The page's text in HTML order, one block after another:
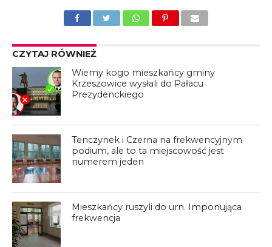
CZYTAJ RÓWNIEŻ
Wiemy kogo mieszkańcy gminy
Krzeszowice wysłali do Pałacu
Prezydenckiego
Tenczynek i Czerna na frekwencyjnym
podium, ale to ta miejscowość jest
numerem jeden
Mieszkańcy ruszyli do urn. Imponująca
frekwencja